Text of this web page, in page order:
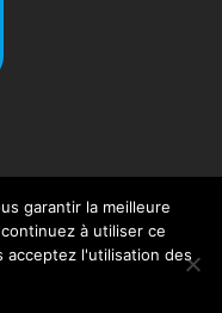
- Site créé par Insaniam
garantir la meilleure
à utiliser ce
acceptez l'utilisation des